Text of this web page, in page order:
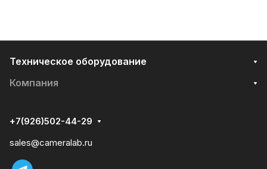
Техническое оборудование
Компания
+7(926)502-44-29
sales@cameralab.ru